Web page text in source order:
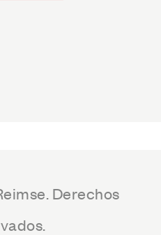
Derechos